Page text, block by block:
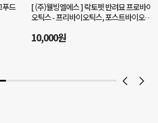
바이
틱
[ 맘마미아 ]헬로플라그아이케어40g(3개
월분)눈건강 구강케어를 한번에
45,000원